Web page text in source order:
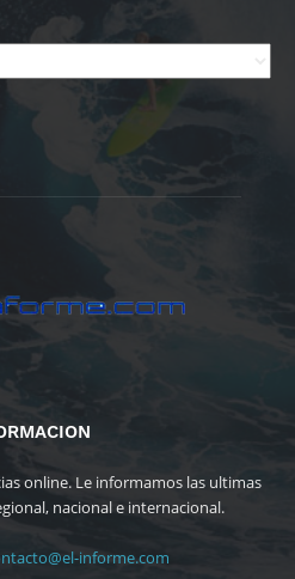
online. Le informamos las ultimas
nacional e internacional.
informe.com